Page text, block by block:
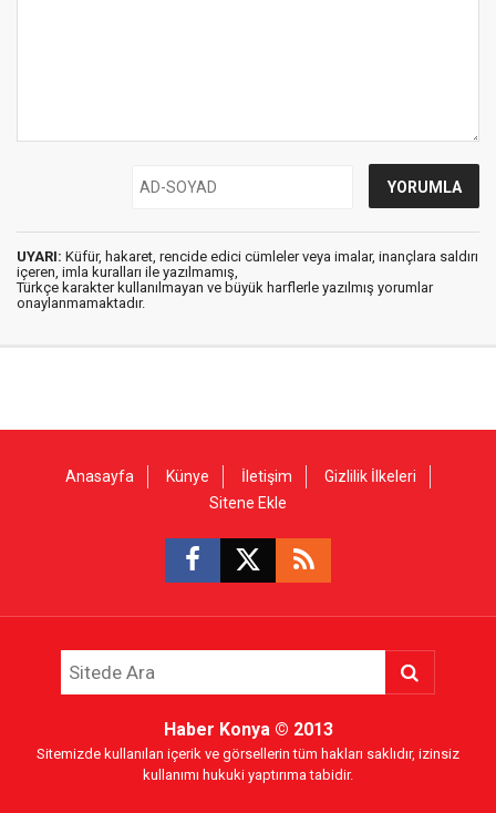
UYARI: Küfür, hakaret, rencide edici cümleler veya imalar, inançlara saldırı
içeren, imla kuralları ile yazılmamış,
Türkçe karakter kullanılmayan ve büyük harflerle yazılmış yorumlar
onaylanmamaktadır.
Anasayfa Künye İletişim
Gizlilik İlkeleri
Sitene Ekle
Haber Konya© 2013
Sitemizde kullanılan içerik ve görsellerin tüm hakları saklıdır, izinsiz
kullanımı hukuki yaptırıma tabidir.